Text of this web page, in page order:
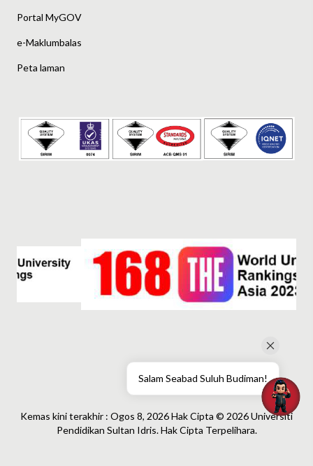
Portal MyGOV
e-Maklumbalas
Peta laman
Kemas kini terakhir : Ogos 8, 2026 Hak Cipta © 2026 Universiti
Pendidikan Sultan Idris. Hak Cipta Terpelihara.
Salam Seabad Suluh Budiman!